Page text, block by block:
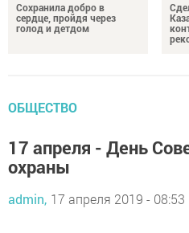
Сохранила добро в
сердце, пройдя через
голод и детдом
ОБЩЕСТВО
17 апреля - День
охраны
admin, 17 апреля 2019 - 08:53